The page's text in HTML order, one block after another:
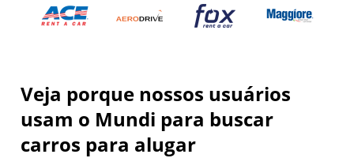
Veja porque nossos usuários
usam o Mundi para buscar
carros para alugar